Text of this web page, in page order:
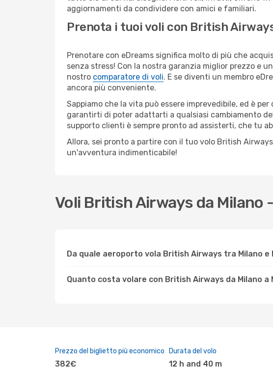
aggiornamenti da condividere con amici e familiari.
Prenota i tuoi voli con British
Prenotare con eDreams significa molto di più che
senza stress! Con la nostra garanzia miglior prezzo e
nostro comparatore di voli. E se diventi un membro
ancora più conveniente.
Sappiamo che la vita può essere imprevedibile, ed è
garantirti di poter adattarti a qualsiasi cambiamento
supporto clienti è sempre pronto ad assisterti, che tu
Allora, sei pronto a partire con il tuo volo British
un'avventura indimenticabile!
Voli British Airways da Milano
Da quale aeroporto vola British Airways tra Milano e
Quanto costa volare con British Airways da Milano a
Prezzo del biglietto più economico
382€
Durata del volo
12 h and 40 m